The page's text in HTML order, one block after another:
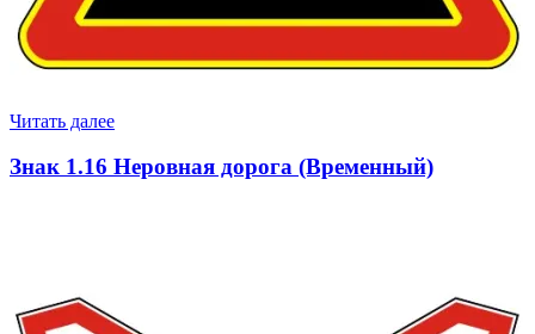
Читать далее
Знак 1.16 Неровная дорога (Временный)